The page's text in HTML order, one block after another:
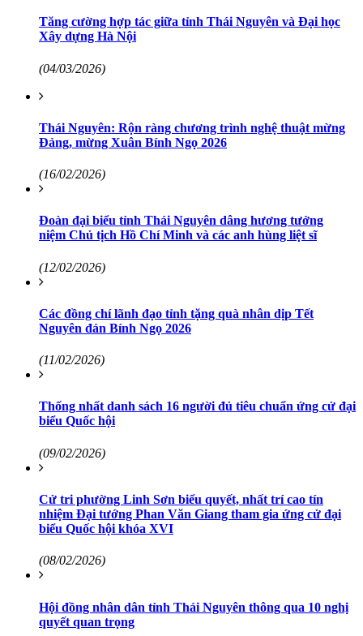
Tăng cường hợp tác giữa tỉnh Thái Nguyên và Đại học
Xây dựng Hà Nội
(04/03/2026)
Thái Nguyên: Rộn ràng chương trình nghệ thuật mừng
Đảng, mừng Xuân Bính Ngọ 2026
(16/02/2026)
Đoàn đại biểu tỉnh Thái Nguyên dâng hương tưởng
niệm Chủ tịch Hồ Chí Minh và các anh hùng liệt sĩ
(12/02/2026)
Các đồng chí lãnh đạo tỉnh tặng quà nhân dịp Tết
Nguyên đán Bính Ngọ 2026
(11/02/2026)
Thống nhất danh sách 16 người đủ tiêu chuẩn ứng cử đại
biểu Quốc hội
(09/02/2026)
Cử tri phường Linh Sơn biểu quyết, nhất trí cao tín
nhiệm Đại tướng Phan Văn Giang tham gia ứng cử đại
biểu Quốc hội khóa XVI
(08/02/2026)
Hội đồng nhân dân tỉnh Thái Nguyên thông qua 10 nghị
quyết quan trọng